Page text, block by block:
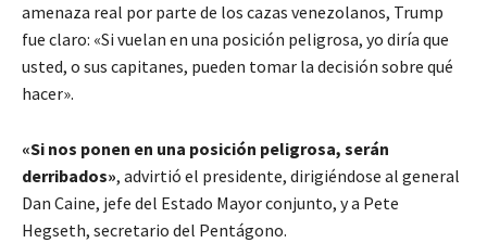
amenaza real por parte de los cazas venezolanos, Trump
fue claro: «Si vuelan en una posición peligrosa, yo diría que
usted, o sus capitanes, pueden tomar la decisión sobre qué
hacer».
«Si nos ponen en una posición peligrosa, serán
derribados», advirtió el presidente, dirigiéndose al general
Dan Caine, jefe del Estado Mayor conjunto, y a Pete
Hegseth, secretario del Pentágono.